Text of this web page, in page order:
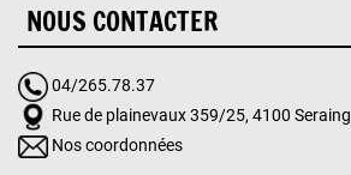
NOUS CONTACTER
04/265.78.37
Rue de plainevaux 359/25, 4100 Seraing
Nos coordonnées